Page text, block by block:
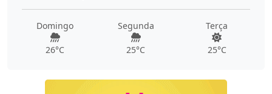
Domingo
26°C
Segunda
25°C
Terça
25°C